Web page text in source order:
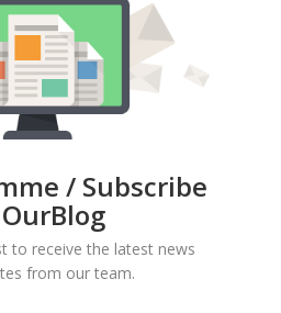
/ Subscribe
to receive the latest news
from our team.